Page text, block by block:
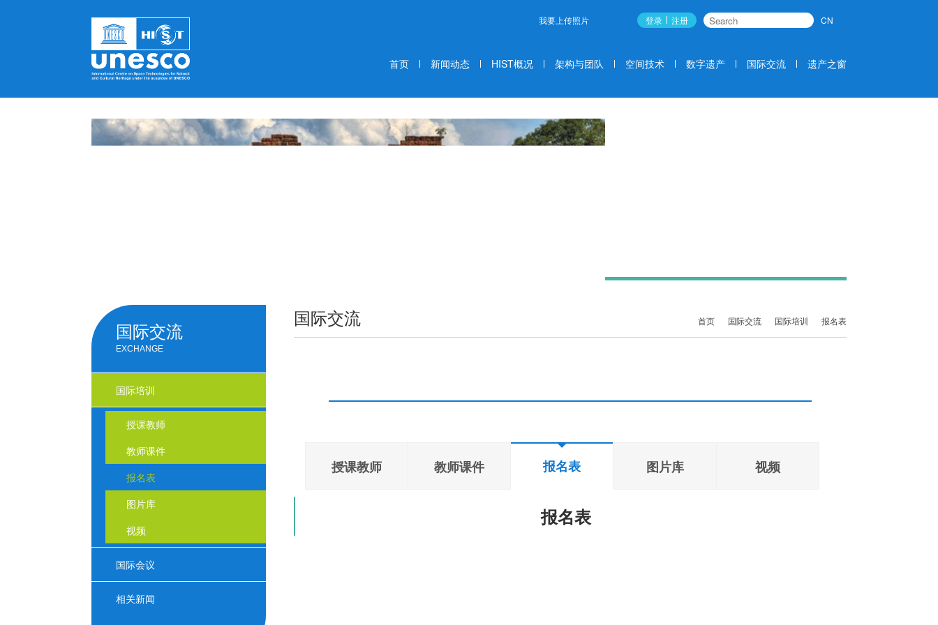
我要上传照片 登录 注册 CN
首页 新闻动态 HIST概况 架构与团队 空间技术 数字遗产 国际交流 遗产之窗
国际交流 首页 国际交流 国际培训 报名表
授课教师 教师课件 报名表 图片库 视频
报名表
国际交流
EXCHANGE
国际培训
授课教师
教师课件
报名表
图片库
视频
国际会议
相关新闻